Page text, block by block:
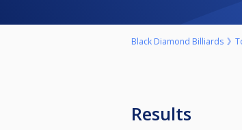
Black Diamond Billiards
Results